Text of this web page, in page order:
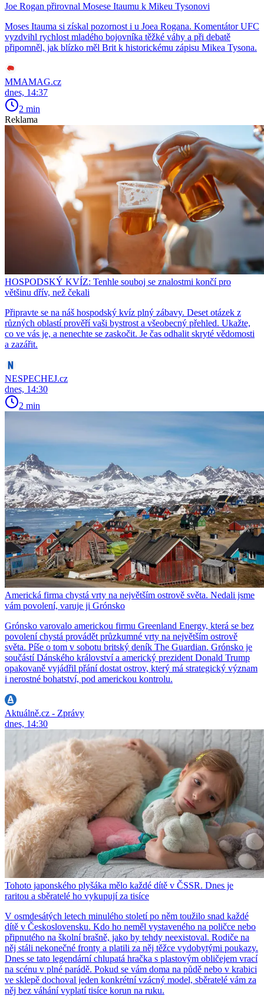
Joe Rogan přirovnal Mosese Itaumu k Mikeu Tysonovi
Moses Itauma si získal pozornost i u Joea Rogana. Komentátor UFC
vyzdvihl rychlost mladého bojovníka těžké váhy a při debatě
připomněl, jak blízko měl Brit k historickému zápisu Mikea Tysona.
MMAMAG.cz
dnes, 14:37
2 min
Reklama
HOSPODSKÝ KVÍZ: Tenhle souboj se znalostmi končí pro
většinu dřív, než čekali
Připravte se na náš hospodský kvíz plný zábavy. Deset otázek z
různých oblastí prověří vaši bystrost a všeobecný přehled. Ukažte,
co ve vás je, a nenechte se zaskočit. Je čas odhalit skryté vědomosti
a zazářit.
NESPECHEJ.cz
dnes, 14:30
2 min
Americká firma chystá vrty na největším ostrově světa. Nedali jsme
vám povolení, varuje ji Grónsko
Grónsko varovalo americkou firmu Greenland Energy, která se bez
povolení chystá provádět průzkumné vrty na největším ostrově
světa. Píše o tom v sobotu britský deník The Guardian. Grónsko je
součástí Dánského království a americký prezident Donald Trump
opakovaně vyjádřil přání dostat ostrov, který má strategický význam
i nerostné bohatství, pod americkou kontrolu.
Aktuálně.cz - Zprávy
dnes, 14:30
Tohoto japonského plyšáka mělo každé dítě v ČSSR. Dnes je
raritou a sběratelé ho vykupují za tisíce
V osmdesátých letech minulého století po něm toužilo snad každé
dítě v Československu. Kdo ho neměl vystaveného na poličce nebo
připnutého na školní brašně, jako by tehdy neexistoval. Rodiče na
něj stáli nekonečné fronty a platili za něj těžce vydobytými poukazy.
Dnes se tato legendární chlupatá hračka s plastovým obličejem vrací
na scénu v plné parádě. Pokud se vám doma na půdě nebo v krabici
ve sklepě dochoval jeden konkrétní vzácný model, sběratelé vám za
něj bez váhání vyplatí tisíce korun na ruku.